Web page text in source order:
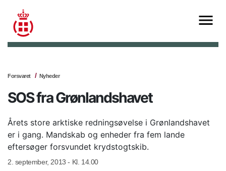
Forsvaret Nyheder
SOS fra Grønlandshavet
Årets store arktiske redningsøvelse i Grønlandshavet
er i gang. Mandskab og enheder fra fem lande
eftersøger forsvundet krydstogtskib.
2. september, 2013 - Kl. 14.00